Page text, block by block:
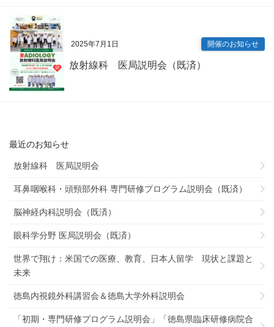
2025年7月1日 開催のお知らせ
放射線科 医局説明会（既済）
最近のお知らせ
放射線科 医局説明会
耳鼻咽喉科・頭頸部外科 専門研修プログラム説明会（既済）
脳神経内科説明会（既済）
眼科学分野 医局説明会（既済）
世界で翔け：米国での医療、教育、日本人留学 現状と課題と
未来
徳島内視鏡外科講習会＆徳島大学外科説明会
「初期・専門研修プログラム説明会」「徳島県臨床研修病院合